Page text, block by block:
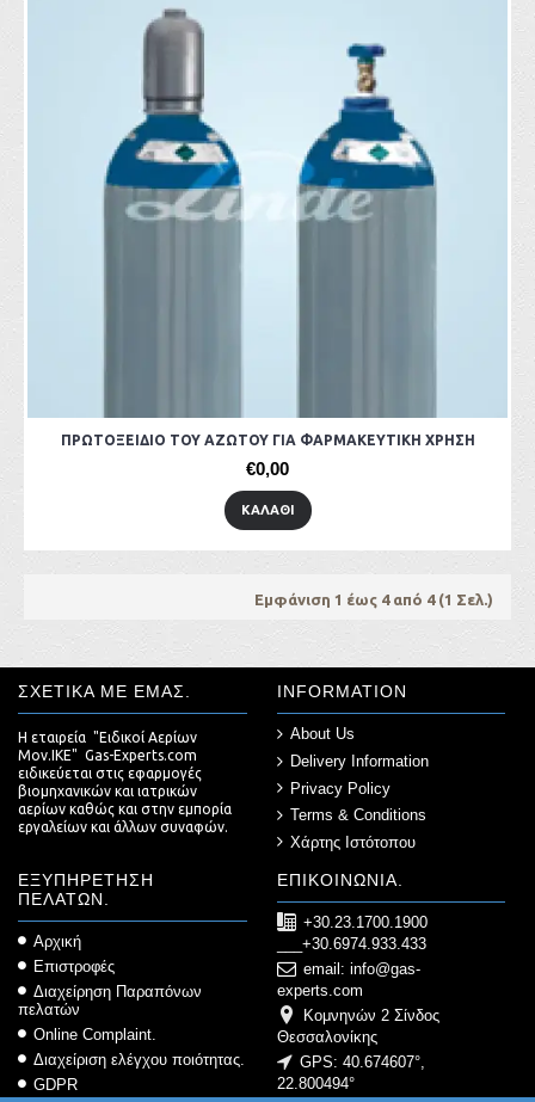
ΠΡΩΤΟΞΕΙΔΙΟ ΤΟΥ ΑΖΩΤΟΥ ΓΙΑ ΦΑΡΜΑΚΕΥΤΙΚΗ ΧΡΗΣΗ
€0,00
ΚΑΛΆΘΙ
Εμφάνιση 1 έως 4 από 4 (1 Σελ.)
ΣΧΕΤΙΚΆ ΜΕ ΕΜΆΣ.
Η εταιρεία "Ειδικοί Αερίων
Μον.ΙΚΕ" Gas-Experts.com
ειδικεύεται στις εφαρμογές
βιομηχανικών και ιατρικών
αερίων καθώς και στην εμπορία
εργαλείων και άλλων συναφών.
INFORMATION
About Us
Delivery Information
Privacy Policy
Terms & Conditions
Χάρτης Ιστότοπου
ΕΞΥΠΗΡΈΤΗΣΗ
ΠΕΛΑΤΏΝ.
Αρχική
Επιστροφές
Διαχείρηση Παραπόνων
πελατών
Online Complaint.
Διαχείριση ελέγχου ποιότητας.
GDPR
ΕΠΙΚΟΙΝΩΝΊΑ.
+30.23.1700.1900
___+30.6974.933.433
email: info@gas-
experts.com
Κομνηνών 2 Σίνδος
Θεσσαλονίκης
GPS: 40.674607°,
22.800494°